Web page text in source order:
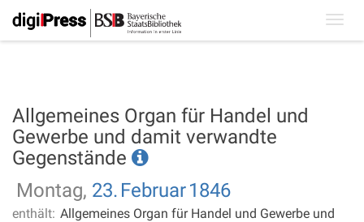
Allgemeines Organ für Handel und
Gewerbe und damit verwandte
Gegenstände
Montag, 23. Februar1846
enthält: Allgemeines Organ für Handel und Gewerbe und